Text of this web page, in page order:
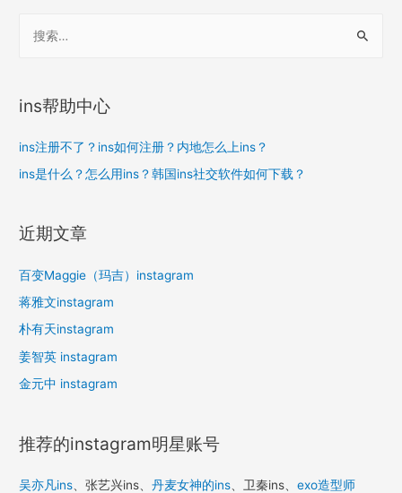
ins帮助中心
ins注册不了？ins如何注册？内地怎么上ins？
ins是什么？怎么用ins？韩国ins社交软件如何下载？
近期文章
百变Maggie（玛吉）instagram
蒋雅文instagram
朴有天instagram
姜智英 instagram
金元中 instagram
推荐的instagram明星账号
吴亦凡ins 、张艺兴ins、丹麦女神的ins 、卫秦ins、exo造型师